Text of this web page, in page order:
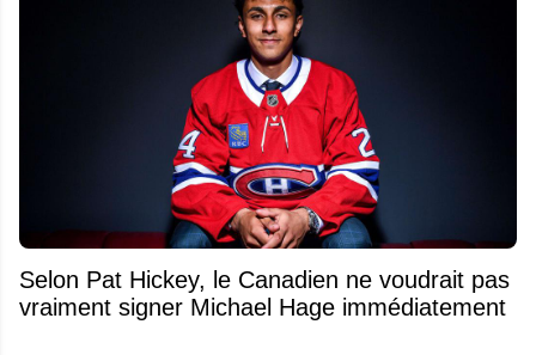
Selon Pat Hickey, le Canadien ne voudrait pas
vraiment signer Michael Hage immédiatement